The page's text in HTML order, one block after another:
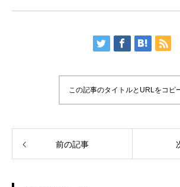
この記事のタイトルとURLをコピ
前の記事